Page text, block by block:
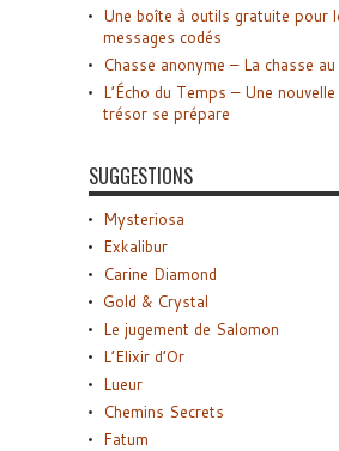
Une boîte à outils gratuite pour
messages codés
Chasse anonyme – La chasse
L’Écho du Temps – Une
trésor se prépare
SUGGESTIONS
Mysteriosa
Exkalibur
Carine Diamond
Gold & Crystal
Le jugement de Salomon
L’Elixir d’Or
Lueur
Chemins Secrets
Fatum